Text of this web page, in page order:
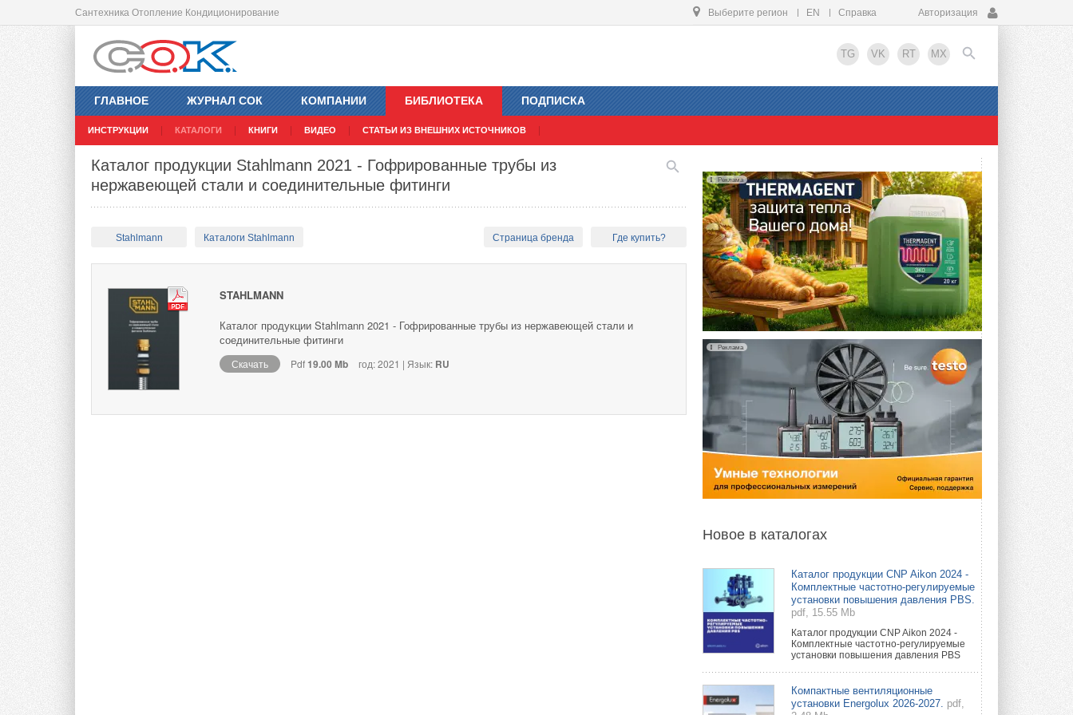
Сантехника Отопление Кондиционирование Выберите регион EN Справка Авторизация
TG VK RT MX
ГЛАВНОЕ ЖУРНАЛ СОК КОМПАНИИ БИБЛИОТЕКА
ИНСТРУКЦИИ КАТАЛОГИ КНИГИ ВИДЕО СТАТЬИ ИЗ ВНЕШНИХ ИСТОЧНИКОВ
ПОДПИСКА
EN
Каталог продукции Stahlmann 2021 - Гофрированные трубы из
нержавеющей стали и соединительные фитинги
Stahlmann Каталоги Stahlmann Страница бренда Где купить?
STAHLMANN
Каталог продукции Stahlmann 2021 - Гофрированные трубы из нержавеющей стали и
соединительные фитинги
Скачать Pdf19.00 Mb год: 2021 | Язык: RU
Реклама
Реклама
Новое в каталогах
Каталог продукции CNP Aikon 2024 -
Комплектные частотно-регулируемые
установки повышения давления PBS.
pdf, 15.55 Mb
Каталог продукции CNP Aikon 2024 -
Комплектные частотно-регулируемые
установки повышения давления PBS
Компактные вентиляционные
установки Energolux 2026-2027. pdf,